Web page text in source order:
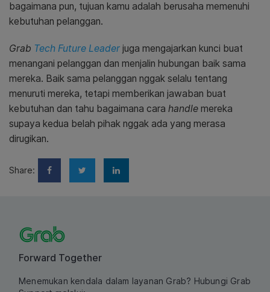
bagaimana pun, tujuan kamu adalah berusaha memenuhi
kebutuhan pelanggan.
Grab Tech Future Leader juga mengajarkan kunci buat
menangani pelanggan dan menjalin hubungan baik sama
mereka. Baik sama pelanggan nggak selalu tentang
menuruti mereka, tetapi memberikan jawaban buat
kebutuhan dan tahu bagaimana cara handle mereka
supaya kedua belah pihak nggak ada yang merasa
dirugikan.
Share:
Forward Together
Menemukan kendala dalam layanan Grab? Hubungi Grab